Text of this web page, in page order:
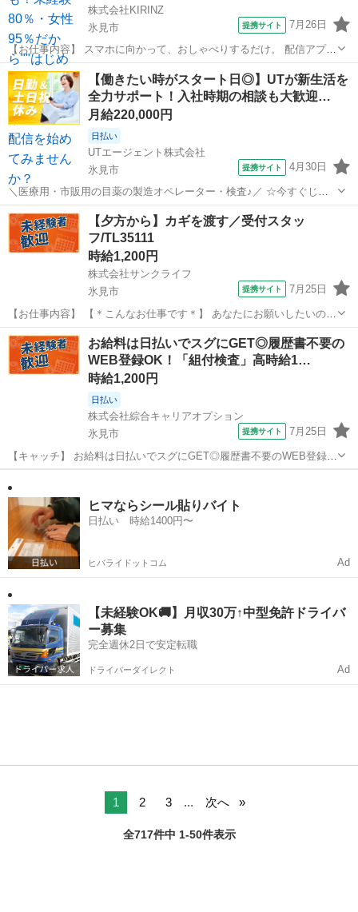
株式会社KIRINZ
氷見市
提携サイト 7月26日
【お仕事内容】 スマホに向かって、おしゃべりするだけ。 配信アプリ
（17LIVE／Pococha／IRIAM など）でライブ配信するお仕事です。
——————————— 配信内容はぜんぶ自由
——————————— ・今日...
富山 氷見市 イベントスタッフ
【働きたい時がスタート日◎】UTが新生活を
全力サポート！入社時期の相談も大歓迎…
月給220,000円
日払い
UTエージェント株式会社
氷見市
提携サイト 4月30日
＼医療用・市販用の目薬の製造オペレーター・検査♪／ ☆今すぐじゃ
なくてOK！来月から働ける方大歓迎！ 「今すぐじゃないけど新しい
仕事がしたい！」 「転職したいけれど今の職場をやめる時期が分から
ない…」 「じっくり考えて次の...
富山 氷見市 工場
【夕方から】カギを渡す／受付スタッ
フ/TL35111
時給1,200円
株式会社サンクライフ
氷見市
提携サイト 7月25日
【お仕事内容】 【＊こんなお仕事です＊】 あなたにお願いしたいの
は、 「旅館のフロント」です。 （1）チェックインの手続きをしま
す。 （2）館内のご案内をします。 （3）売店の補助業務もお願いしま
す。 【＊こんなお悩み...
富山 氷見市 その他
お給料は日払いでスグにGET◎履歴書不要の
WEB登録OK！「組付検査」高時給1…
時給1,200円
日払い
株式会社綜合キャリアオプション
氷見市
提携サイト 7月25日
【キャッチ】 お給料は日払いでスグにGET◎履歴書不要のWEB登録
OK！「組付検査」高時給1200円！氷見周辺！20代～40代のスタッフ
が多数活躍中★ 【コメント】 ＼大手人材派遣会社で働きませんか♪／
「新しい職場は不...ヒマならシール貼りバイト
日払い 時給1400円〜
ヒバライドットコム Ad
【未経験OK🚚】月収30万↑中型免許ドライバ
ー募集
完全週休2日で安定転職
ドライバーダイレクト Ad
1 2 3 ... 次へ
全717件中 1-50件表示